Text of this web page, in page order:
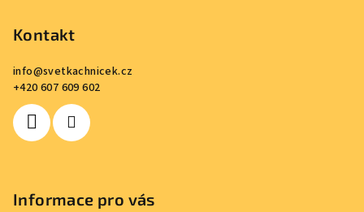
Kontakt
info@svetkachnicek.cz
+420 607 609 602
Informace pro vás